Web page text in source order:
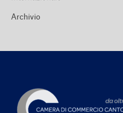
Archivio